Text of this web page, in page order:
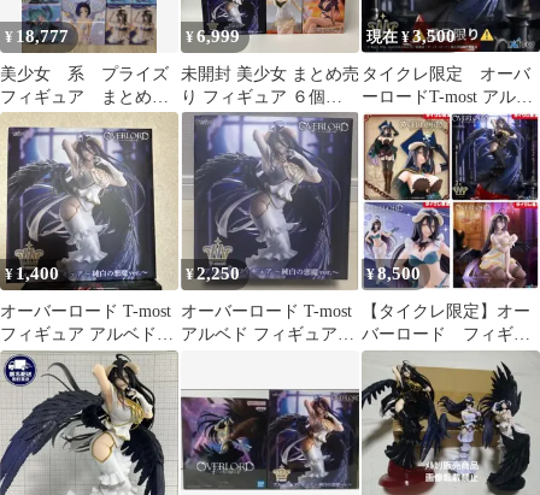
¥ 18,777
美少女 系 プライズ
フィギュア まとめ販
売
¥6,999
未開封 美少女 まとめ売
り フィギュア ６個
LF8361 f107
現在 ¥3,500
タイクレ限定 オーバ
ーロードT-most アルベ
ドフィギュア 純白の
悪魔ver.
¥1,400
オーバーロード T-most
フィギュア アルベド～
純白の悪魔ver.～
¥2,250
オーバーロード T-most
アルベド フィギュア～
¥8,500
【タイクレ限定】オー
バーロード フィギュ
ア ４点セット